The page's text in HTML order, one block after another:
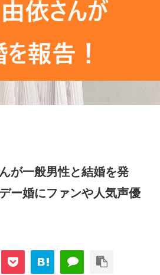
が一般男性と結婚を発
ー婚にファンや人気声優